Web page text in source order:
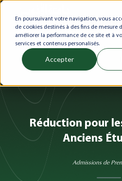
En poursuivant votre navigation, vous
de cookies destinés à des fins de mesure
améliorer la performance de ce site et à
services et contenus personalisés.
Accepter
Réduction pour
Anciens
Admissions de